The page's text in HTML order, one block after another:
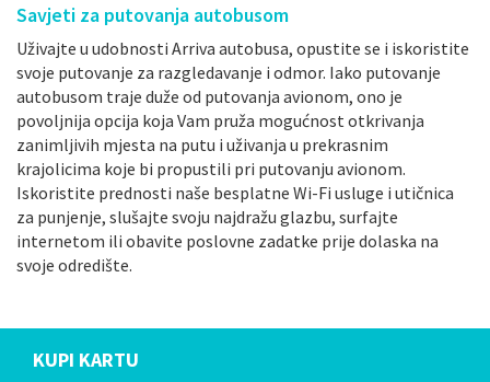
Savjeti za putovanja autobusom
Uživajte u udobnosti Arriva autobusa, opustite se i iskoristite
svoje putovanje za razgledavanje i odmor. Iako putovanje
autobusom traje duže od putovanja avionom, ono je
povoljnija opcija koja Vam pruža mogućnost otkrivanja
zanimljivih mjesta na putu i uživanja u prekrasnim
krajolicima koje bi propustili pri putovanju avionom.
Iskoristite prednosti naše besplatne Wi-Fi usluge i utičnica
za punjenje, slušajte svoju najdražu glazbu, surfajte
internetom ili obavite poslovne zadatke prije dolaska na
svoje odredište.
KUPI KARTU